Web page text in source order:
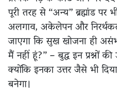
पूरी तरह से “अन्य” ब्रह्मांड पर
अलगाव, अकेलेपन और
जाएगा कि सुख खोजना ही
मैं नहीं हूं?” – बुद्ध इन प्रश्नों
क्योंकि इनका उत्तर जैसे भी
बनेगा।